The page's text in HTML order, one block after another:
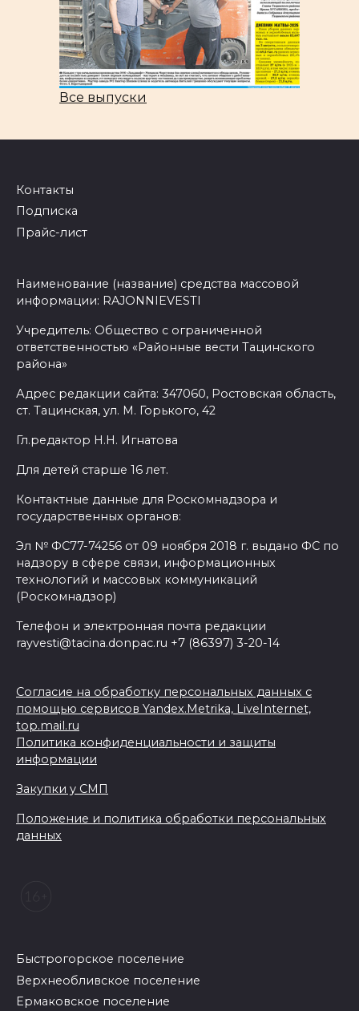
Все выпуски
Контакты
Подписка
Прайс-лист
Наименование (название) средства массовой
информации: RAJONNIEVESTI
Учредитель: Общество с ограниченной
ответственностью «Районные вести Тацинского
района»
Адрес редакции сайта: 347060, Ростовская область,
ст. Тацинская, ул. М. Горького, 42
Гл.редактор Н.Н. Игнатова
Для детей старше 16 лет.
Контактные данные для Роскомнадзора и
государственных органов:
Эл № ФС77-74256 от 09 ноября 2018 г. выдано ФС по
надзору в сфере связи, информационных
технологий и массовых коммуникаций
(Роскомнадзор)
Телефон и электронная почта редакции
rayvesti@tacina.donpac.ru +7 (86397) 3-20-14
Согласие на обработку персональных данных с
помощью сервисов Yandex.Metrika, LiveInternet,
top.mail.ru
Политика конфиденциальности и защиты
информации
Закупки у СМП
Положение и политика обработки персональных
данных
Быстрогорское поселение
Верхнеобливское поселение
Ермаковское поселение